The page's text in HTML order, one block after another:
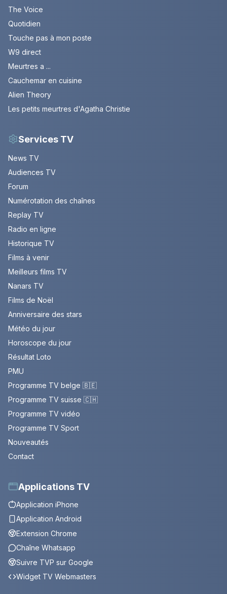
The Voice
Quotidien
Touche pas à mon poste
W9 direct
Meurtres a ...
Cauchemar en cuisine
Alien Theory
Les petits meurtres d'Agatha Christie
Services TV
News TV
Audiences TV
Forum
Numérotation des chaînes
Replay TV
Radio en ligne
Historique TV
Films à venir
Meilleurs films TV
Nanars TV
Films de Noël
Anniversaire des stars
Météo du jour
Horoscope du jour
Résultat Loto
PMU
Programme TV belge 🇧🇪
Programme TV suisse 🇨🇭
Programme TV vidéo
Programme TV Sport
Nouveautés
Contact
Applications TV
Application iPhone
Application Android
Extension Chrome
Chaîne Whatsapp
Suivre TVP sur Google
Widget TV Webmasters